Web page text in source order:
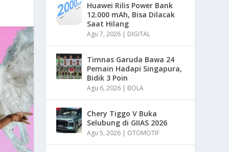
Huawei Rilis Power Bank
12.000 mAh, Bisa Dilacak
Saat Hilang
Agu 7, 2026 | DIGITAL
Timnas Garuda Bawa 24
Pemain Hadapi Singapura,
Bidik 3 Poin
Agu 6, 2026 | BOLA
Chery Tiggo V Buka
Selubung di GIIAS 2026
Agu 5, 2026 | OTOMOTIF